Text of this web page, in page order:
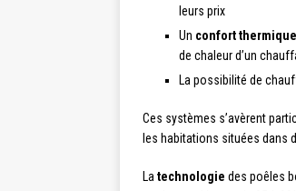
leurs prix
Un confort thermique
de chaleur d’un
La possibilité de
Ces systèmes s’avèrent
les habitations situées dans
La technologie des poêles